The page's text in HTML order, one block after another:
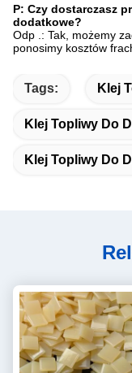
P: Czy dostarczasz
dodatkowe?
Odp .: Tak, możemy
ponosimy kosztów
Tags: Klej
Klej Topliwy Do
Klej Topliwy Do